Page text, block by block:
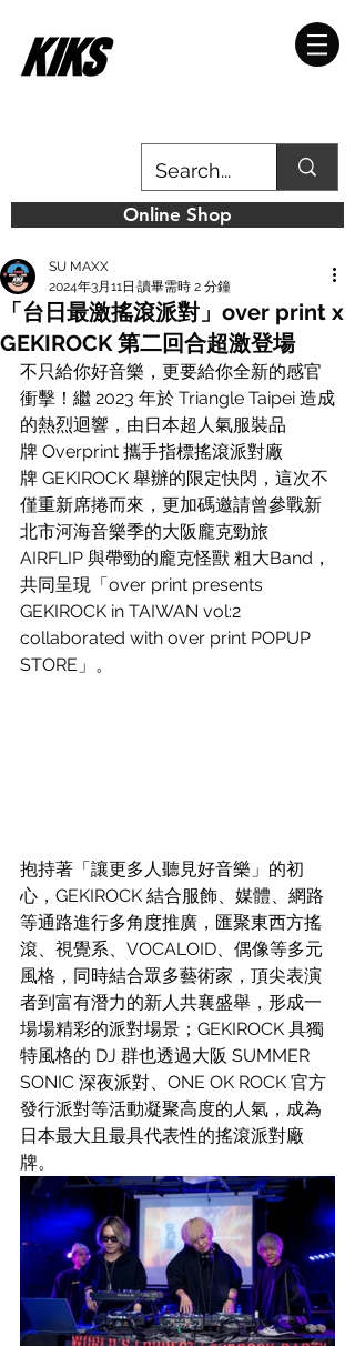
Online Shop
「台日最激搖滾派對」over print x
GEKIROCK 第二回合超激登場
SU MAXX
2024年3月11日 讀畢需時 2 分鐘
不只給你好音樂，更要給你全新的感官
衝擊！繼 2023 年於 Triangle Taipei 造成
的熱烈迴響，由日本超人氣服裝品
牌 Overprint 攜手指標搖滾派對廠
牌 GEKIROCK 舉辦的限定快閃，這次不
僅重新席捲而來，更加碼邀請曾參戰新
北市河海音樂季的大阪龐克勁旅
AIRFLIP 與帶勁的龐克怪獸 粗大Band，
共同呈現「over print presents
GEKIROCK in TAIWAN vol:2
collaborated with over print POPUP
STORE」。
抱持著「讓更多人聽見好音樂」的初
心，GEKIROCK 結合服飾、媒體、網路
等通路進行多角度推廣，匯聚東西方搖
滾、視覺系、VOCALOID、偶像等多元
風格，同時結合眾多藝術家，頂尖表演
者到富有潛力的新人共襄盛舉，形成一
場場精彩的派對場景；GEKIROCK 具獨
特風格的 DJ 群也透過大阪 SUMMER
SONIC 深夜派對、ONE OK ROCK 官方
發行派對等活動凝聚高度的人氣，成為
日本最大且最具代表性的搖滾派對廠
牌。